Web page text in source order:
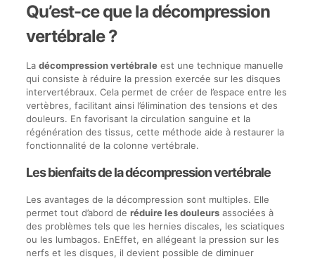
Qu’est-ce que la décompression
vertébrale ?
La décompression vertébraleest une technique manuelle
qui consiste à réduire la pression exercée sur les disques
intervertébraux. Cela permet de créer de l’espace entre les
vertèbres, facilitant ainsi l’élimination des tensions et des
douleurs. En favorisant la circulation sanguine et la
régénération des tissus, cette méthode aide à restaurer la
fonctionnalité de la colonne vertébrale.
Les bienfaits de la décompression vertébrale
Les avantages de la décompression sont multiples. Elle
permet tout d’abord de réduire les douleursassociées à
des problèmes tels que les hernies discales, les sciatiques
ou les lumbagos. EnEffet, en allégeant la pression sur les
nerfs et les disques, il devient possible de diminuer